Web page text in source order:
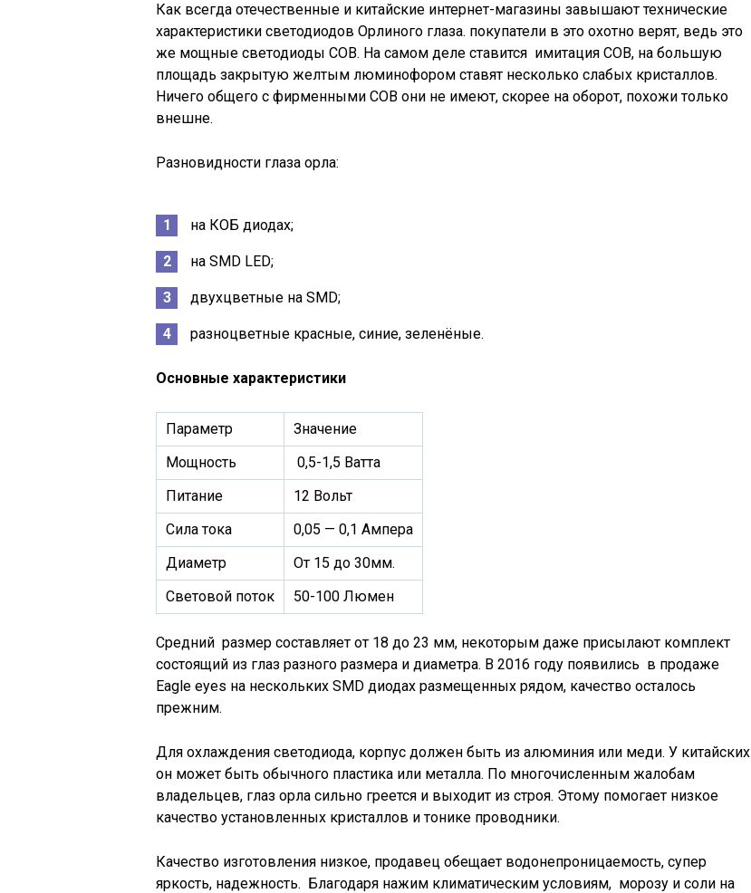
Как всегда отечественные и китайские интернет-магазины завышают технические
характеристики светодиодов Орлиного глаза. покупатели в это охотно верят, ведь это
же мощные светодиоды COB. На самом деле ставится имитация COB, на большую
площадь закрытую желтым люминофором ставят несколько слабых кристаллов.
Ничего общего с фирменными COB они не имеют, скорее на оборот, похожи только
внешне.
Разновидности глаза орла:
на КОБ диодах;
на SMD LED;
двухцветные на SMD;
разноцветные красные, синие, зеленёные.
Основные характеристики
Параметр
Значение
Мощность
0,5-1,5 Ватта
Питание
12 Вольт
Сила тока
0,05 — 0,1 Ампера
Диаметр
От 15 до 30мм.
Световой поток
50-100 Люмен
Средний размер составляет от 18 до 23 мм, некоторым даже присылают комплект
состоящий из глаз разного размера и диаметра. В 2016 году появились в продаже
Eagle eyes на нескольких SMD диодах размещенных рядом, качество осталось
прежним.
Для охлаждения светодиода, корпус должен быть из алюминия или меди. У китайских
он может быть обычного пластика или металла. По многочисленным жалобам
владельцев, глаз орла сильно греется и выходит из строя. Этому помогает низкое
качество установленных кристаллов и тонике проводники.
Качество изготовления низкое, продавец обещает водонепроницаемость, супер
яркость, надежность. Благодаря нажим климатическим условиям, морозу и соли на